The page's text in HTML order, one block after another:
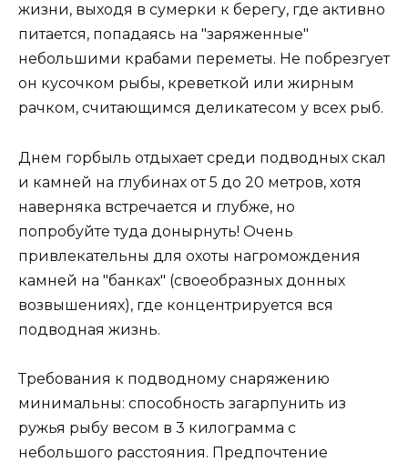
жизни, выходя в сумерки к берегу, где активно
питается, попадаясь на "заряженные"
небольшими крабами переметы. Не побрезгует
он кусочком рыбы, креветкой или жирным
рачком, считающимся деликатесом у всех рыб.
Днем горбыль отдыхает среди подводных скал
и камней на глубинах от 5 до 20 метров, хотя
наверняка встречается и глубже, но
попробуйте туда донырнуть! Очень
привлекательны для охоты нагромождения
камней на "банках" (своеобразных донных
возвышениях), где концентрируется вся
подводная жизнь.
Требования к подводному снаряжению
минимальны: способность загарпунить из
ружья рыбу весом в 3 килограмма с
небольшого расстояния. Предпочтение